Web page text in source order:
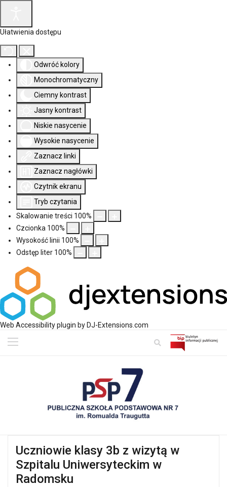
Ułatwienia dostępu
Odwróć kolory
Monochromatyczny
Ciemny kontrast
Jasny kontrast
Niskie nasycenie
Wysokie nasycenie
Zaznacz linki
Zaznacz nagłówki
Czytnik ekranu
Tryb czytania
Skalowanie treści 100%
Czcionka 100%
Wysokość linii 100%
Odstęp liter 100%
Web Accessibility plugin by DJ-Extensions.com
Uczniowie klasy 3b z wizytą w
Szpitalu Uniwersyteckim w
Radomsku